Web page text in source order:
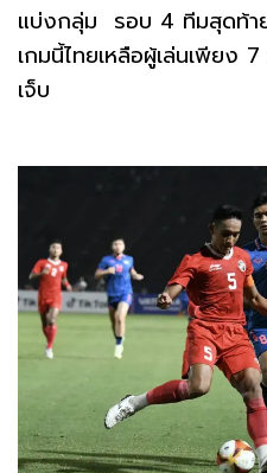
แบ่งกลุ่ม รอบ 4 ทีมสุดท้า
เกมนี้ไทยเหลือผู้เล่นเพียง
เจ็บ